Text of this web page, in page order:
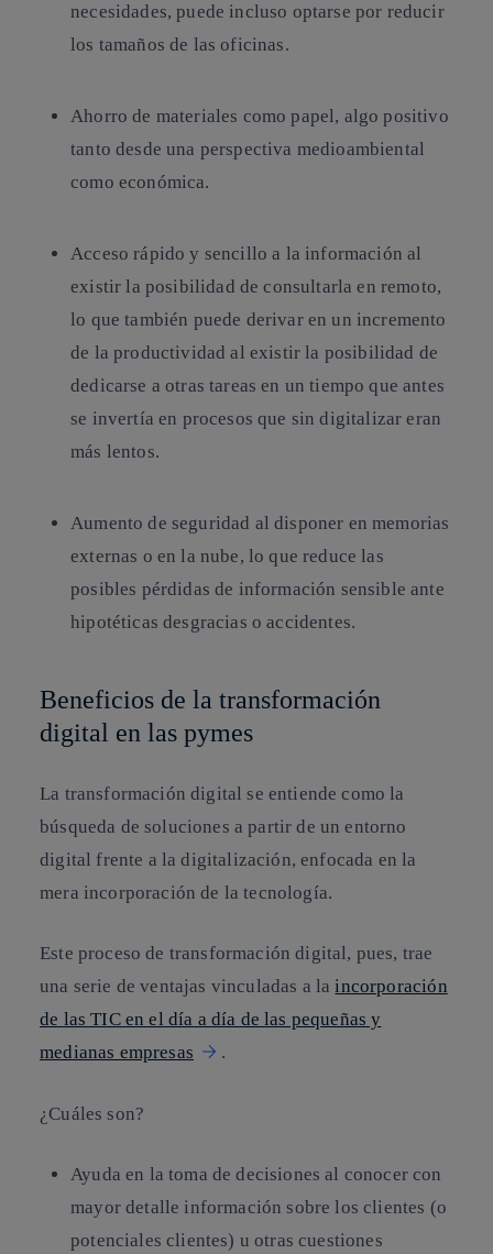
necesidades, puede incluso optarse por reducir
los tamaños de las oficinas.
Ahorro de materiales como papel, algo positivo
tanto desde una perspectiva medioambiental
como económica.
Acceso rápido y sencillo a la información al
existir la posibilidad de consultarla en remoto,
lo que también puede derivar en un incremento
de la productividad al existir la posibilidad de
dedicarse a otras tareas en un tiempo que antes
se invertía en procesos que sin digitalizar eran
más lentos.
Aumento de seguridad al disponer en memorias
externas o en la nube, lo que reduce las
posibles pérdidas de información sensible ante
hipotéticas desgracias o accidentes.
Beneficios de la transformación
digital en las pymes
La transformación digital se entiende como la
búsqueda de soluciones a partir de un entorno
digital frente a la digitalización, enfocada en la
mera incorporación de la tecnología.
Este proceso de transformación digital, pues, trae
una serie de ventajas vinculadas a laincorporación
de las TIC en el día a día de las pequeñas y
medianas empresas
.
¿Cuáles son?
Ayuda en la toma de decisiones al conocer con
mayor detalle información sobre los clientes (o
potenciales clientes) u otras cuestiones